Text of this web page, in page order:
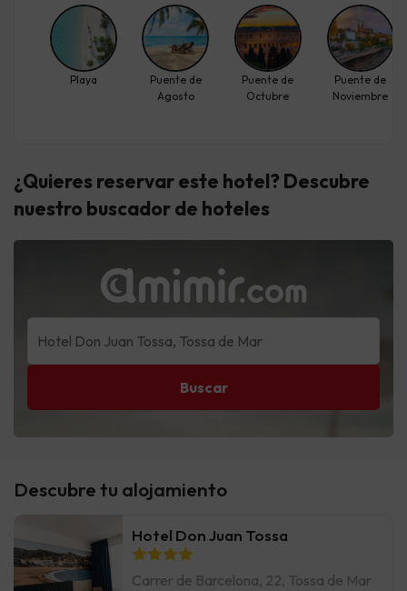
Descubre tu alojamiento
Hotel Don Juan Tossa
Carrer de Barcelona, 22, Tossa de Mar
Playa
Puente de
Agosto
Puente de
Octubre
Puente de
Noviembre
¿Quieres reservar este hotel? Descubre
nuestro buscador de hoteles
Buscar